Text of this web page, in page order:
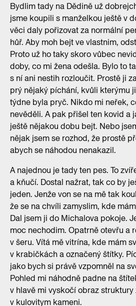
Bydlim tady na Dědině už
jsme koupili s manželkou ještě v
věci daly pořizovat za normální
hůř. Aby moh bejt ve vlastnim,
Proto už ho taky skoro vůbec
doby, co mi žena odešla. Bylo to
s ní ani nestih rozloučit. Prostě ji
prý nějaký píchání, kvůli kterýmu
týdne byla pryč. Nikdo mi neřek,
nevěděli. A pak přišel ten kovid a
ještě nějakou dobu bejt. Nebo
nějak jsem se rozhod, že prostě
abych se náhodou nenakazil.
A najednou je tady ten pes. To
a kňučí. Dostal nažrat, tak co by
jeden. Jenže von se na mě tak
že se na chvíli zamyslim, kde
Dal jsem ji do Michalova pokoje.
moc nechodim. Opatrně otevřu a
v šeru. Vítá mě vitrína, kde mám
v krabičkách a označený štítky.
jako bych si právě vzpomněl na
Pohled mi náhodně padne na
v hlavě mi vyskočí obraz
v kulovitym kameni.